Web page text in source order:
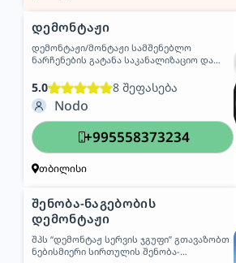
დემონტაჟი
5.0 8 შეფასება
+995558373234
თბილისი
Nodo
დემონტაჟი/მონტაჟი სამშენებლო
ნარჩენების გატანა საკანალიზაციო და
მოწესრიგება
შენობა-ნაგებობის
დემონტაჟი
შპს “დემონტაჟ სერვის ჯგუფი” გთავაზობთ
ნებისმიერი სირთულის შენობა-